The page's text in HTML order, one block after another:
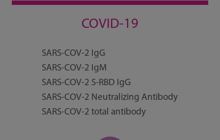
COVID-19
SARS-COV-2 IgG
SARS-COV-2 IgM
SARS-COV-2 S-RBD IgG
SARS-COV-2 Neutralizing Antibody
SARS-COV-2 total antibody